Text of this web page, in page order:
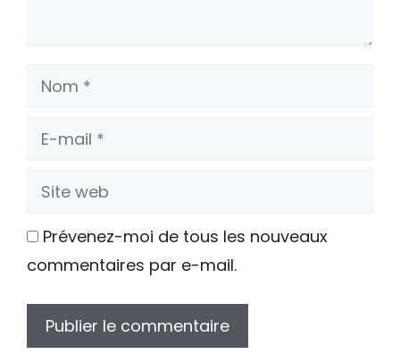
Nom
E-
Site
Prévenez-moi de tous les nouveaux
commentaires par e-mail.